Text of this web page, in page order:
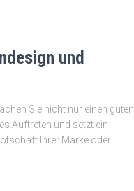
und
Sie nicht nur einen guten
Auftreten und setzt ein
Ihrer Marke oder